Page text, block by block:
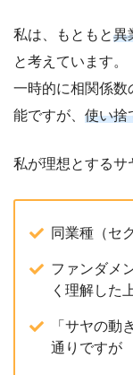
私は、もともと異
と考えています。
一時的に相関係数
能ですが、 使い捨
私が理想とするサ
同業種（セ
ファンダメ
く理解した
「サヤの動
通りですが